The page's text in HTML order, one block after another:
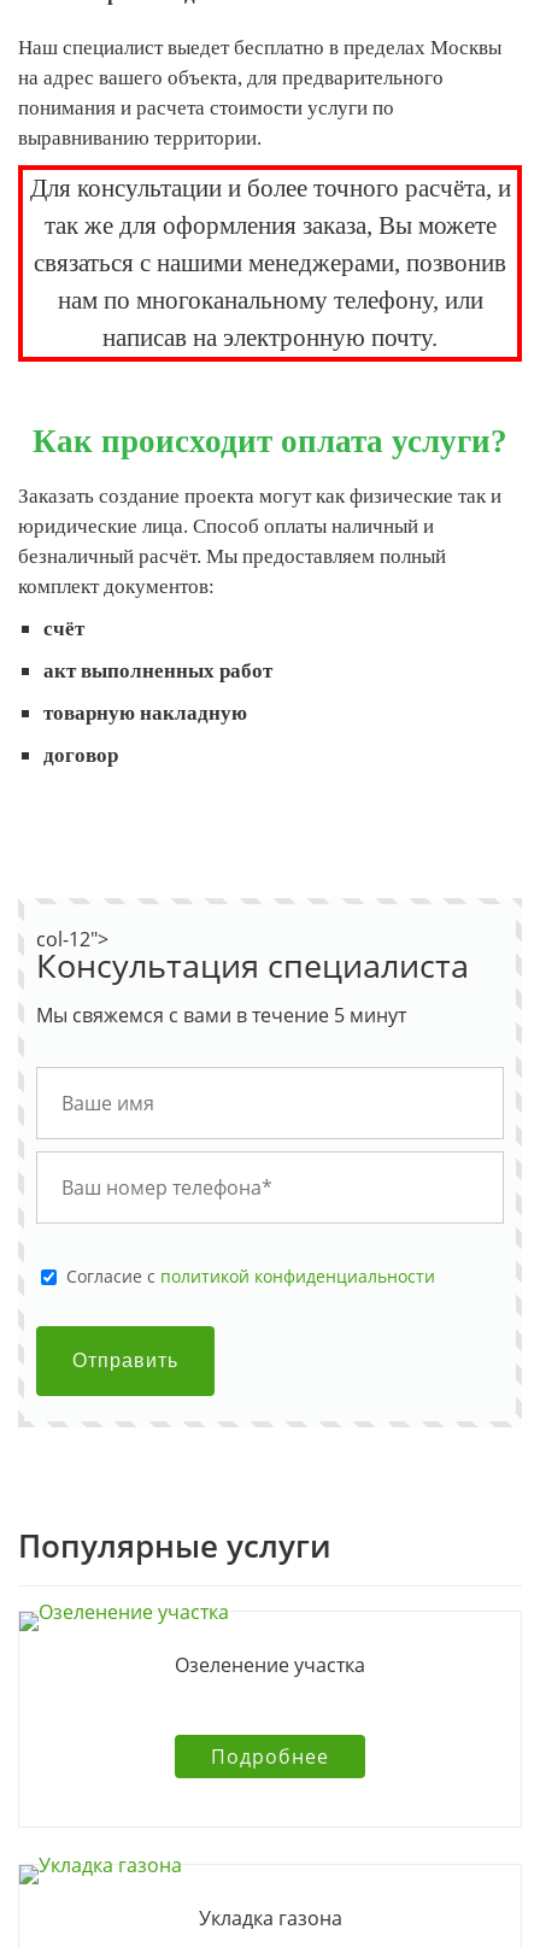
Наш специалист выедет бесплатно в пределах Москвы
на адрес вашего объекта, для предварительного
понимания и расчета стоимости услуги по
выравниванию территории.
Для консультации и более точного расчёта, и
так же для оформления заказа, Вы можете
связаться с нашими менеджерами, позвонив
нам по многоканальному телефону, или
написав на электронную почту.
Как происходит оплата услуги?
Заказать создание проекта могут как физические так и
юридические лица. Способ оплаты наличный и
безналичный расчёт. Мы предоставляем полный
комплект документов:
счёт
акт выполненных работ
товарную накладную
договор
col-12">
Консультация специалиста
Мы свяжемся с вами в течение 5 минут
Cогласие с политикой конфиденциальности
Отправить
Популярные услуги
Озеленение участка
Подробнее
Укладка газона